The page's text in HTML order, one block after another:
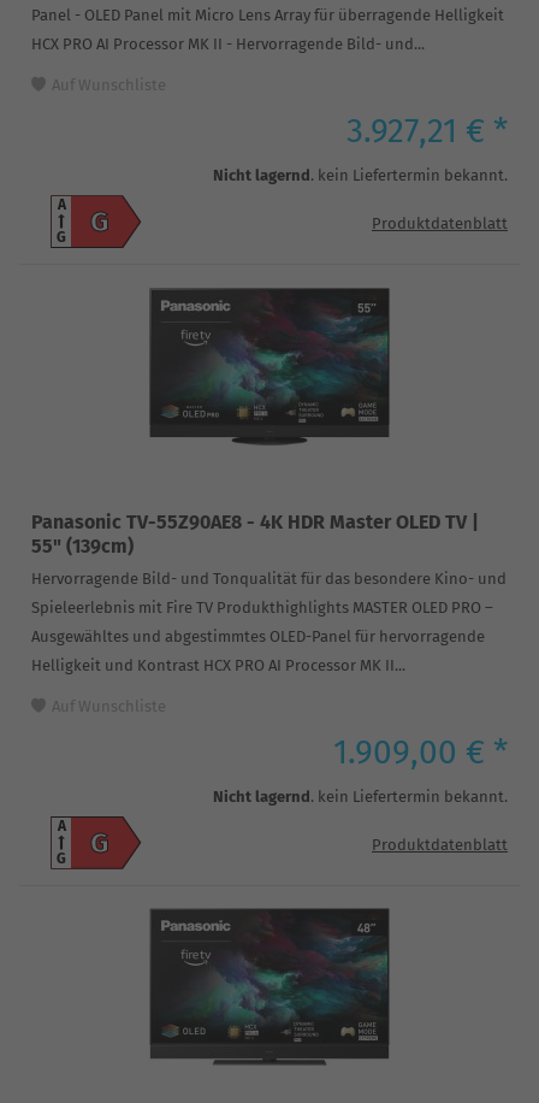
Panel - OLED Panel mit Micro Lens Array für überragende Helligkeit
HCX PRO AI Processor MK II - Hervorragende Bild- und...
Auf Wunschliste
3.927,21 € *
Nicht lagernd. kein Liefertermin bekannt.
G
A
G
Produktdatenblatt
Panasonic TV-55Z90AE8 - 4K HDR Master OLED TV |
55" (139cm)
Hervorragende Bild- und Tonqualität für das besondere Kino- und
Spieleerlebnis mit Fire TV Produkthighlights MASTER OLED PRO –
Ausgewähltes und abgestimmtes OLED-Panel für hervorragende
Helligkeit und Kontrast HCX PRO AI Processor MK II...
Auf Wunschliste
1.909,00 € *
Nicht lagernd. kein Liefertermin bekannt.
G
A
G
Produktdatenblatt